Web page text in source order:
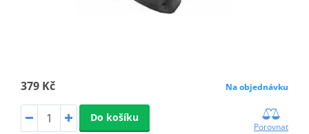
379 Kč Na objednávku
Do košíku
Porovnat